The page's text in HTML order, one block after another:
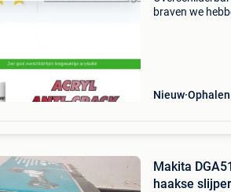
braven we
Nieuw Ophalen
Makita
haakse slijper